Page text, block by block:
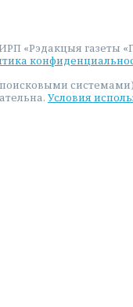
«Рэдакцыя газеты
Условия